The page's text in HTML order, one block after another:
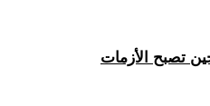
تصبح الأزمات